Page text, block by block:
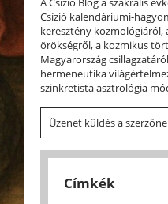
Csízió kalendáriumi-
keresztény kozmológiáról,
örökségről, a kozmikus
Magyarország
hermeneutika
szinkretista asztrológia
Üzenet küldés a
Címkék